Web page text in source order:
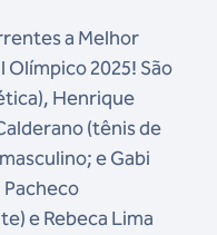
a Melhor
2025! São
Henrique
(tênis de
e Gabi
Pacheco
e Rebeca Lima